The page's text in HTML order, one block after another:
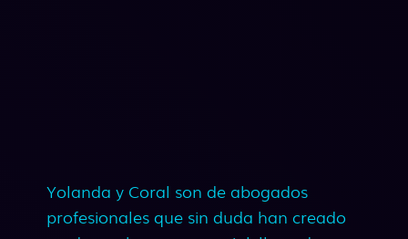
Yolanda y Coral son de abogados
profesionales que sin duda han creado